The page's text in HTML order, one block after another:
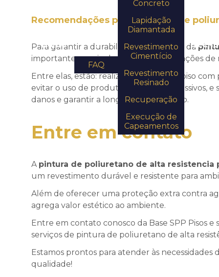
Home
Quem
FAQ
Concreto
Lapidação
Diamantada
Revestimento
Cimentício
Revestimento
Resinado
Recuperação
Execução de
Capeamentos
Recomendações para apintura de
Para garantir a durabilidade e eficiência da
importante seguir algumas recomendações de
Entre elas, estão: realizar a limpeza do piso
evitar o uso de produtos químicos agressivos,
danos e garantir a longa vida útil do piso.
Entre em contato
A pintura de poliuretano de alta resistencia
um revestimento durável e resistente para
Além de oferecer uma proteção extra contra
agrega valor estético ao ambiente.
Entre em contato conosco da Base SPP Pisos
serviços de pintura de poliuretano de alta
Estamos prontos para atender às
qualidade!